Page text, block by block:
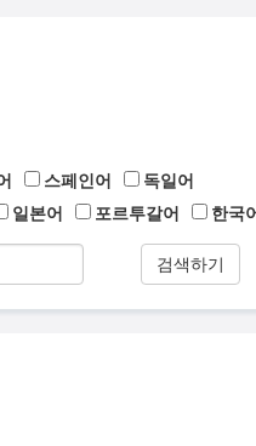
스페인어
독일어
일본어 포르투갈어 한국
검색하기